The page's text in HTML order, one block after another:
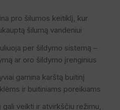
pro šilumos keitiklį, kur
šilumą vandeniui
per šildymo sistemą –
ar oro šildymo įrenginius
gamina karštą buitinį
ir buitiniams poreikiams
veikti ir atvirkščiu režimu,